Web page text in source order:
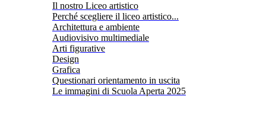
Il nostro Liceo artistico
Perché scegliere il liceo artistico...
Architettura e ambiente
Audiovisivo multimediale
Arti figurative
Design
Grafica
Questionari orientamento in uscita
Le immagini di Scuola Aperta 2025